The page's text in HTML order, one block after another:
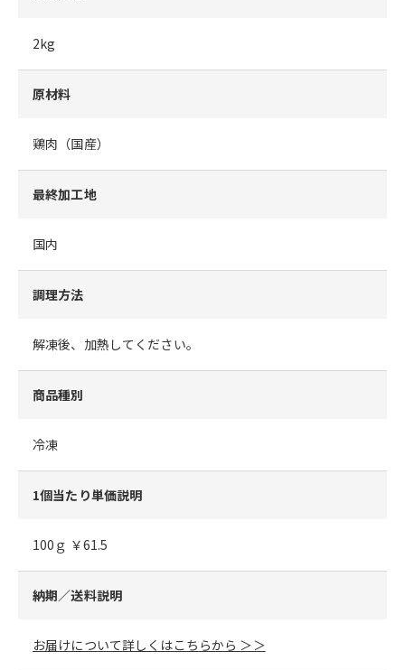
2kg
原材料
鶏肉（国産）
最終加工地
国内
調理方法
解凍後、加熱してください。
商品種別
冷凍
1個当たり単価説明
100ｇ ￥61.5
納期／送料説明
お届けについて詳しくはこちらから ＞＞